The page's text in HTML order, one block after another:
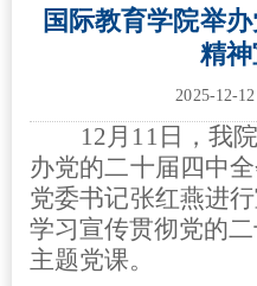
国际教育学院举
精
2025-12-
12月11日，我
办党的二十届四中
党委书记张红燕进行
学习宣传贯彻党的二
主题党课。